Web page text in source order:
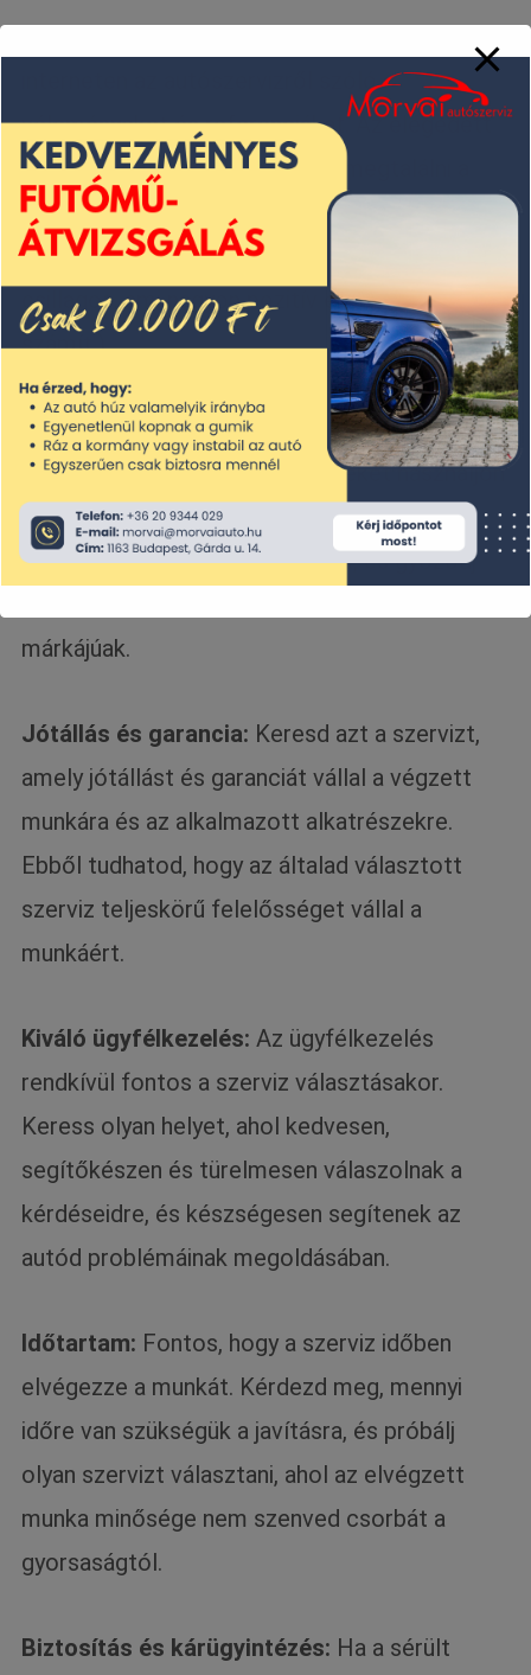
interneten az autószervizről szóló
véleményeket és referenciákat. Az elégedett
ügyfelek jó visszajelzése segít megtalálni a
megbízható és minőségi szervizt. (A Morvai
Szerviz értékelése a Google rendszerében 4,4
csillagos, ami nagyon pozitív eredménynek
számít.)
Minőségi alkatrészek:
Fontos, hogy az
autószerviz minőségi alkatrészeket használjon
a javítás során. Kérdezd meg, hogy milyen
típusú alkatrészeket használnak, és győződj
márkájúak.
Jótállás és garancia: Keresd azt a szervizt,
amely jótállást és garanciát vállal a végzett
munkára és az alkalmazott alkatrészekre.
Ebből tudhatod, hogy az általad választott
szerviz teljeskörű felelősséget vállal a
munkáért.
Kiváló ügyfélkezelés: Az ügyfélkezelés
rendkívül fontos a szerviz választásakor.
Keress olyan helyet, ahol kedvesen,
segítőkészen és türelmesen válaszolnak a
kérdéseidre, és készségesen segítenek az
autód problémáinak megoldásában.
Időtartam: Fontos, hogy a szerviz időben
elvégezze a munkát. Kérdezd meg, mennyi
időre van szükségük a javításra, és próbálj
olyan szervizt választani, ahol az elvégzett
munka minősége nem szenved csorbát a
gyorsaságtól.
Biztosítás és kárügyintézés: Ha a sérült